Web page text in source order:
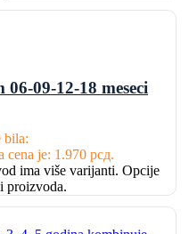
09-12-18 meseci
bila:
cena je: 1.970 рсд.
ima više varijanti. Opcije
proizvoda.